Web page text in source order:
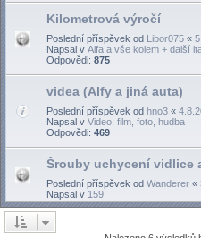
Kilometrová výročí
Poslední příspěvek od Libor075 «
Napsal v Alfa a vše kolem + další
Odpovědi: 875
videa (Alfy a jiná auta)
Poslední příspěvek od hno3 «
Napsal v Video, film, foto, hudba
Odpovědi: 469
Šrouby uchycení vidlice
Poslední příspěvek od Wanderer «
Napsal v 159